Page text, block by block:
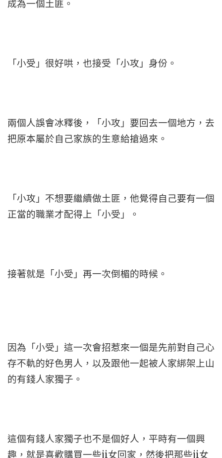
成為一個土匪。
「小受」很好哄，也接受「小攻」身份。
兩個人誤會冰釋後，「小攻」要回去一個地方，去
把原本屬於自己家族的生意給搶過來。
「小攻」不想要繼續做土匪，他覺得自己要有一個
正當的職業才配得上「小受」。
接著就是「小受」再一次倒楣的時候。
因為「小受」這一次會招惹來一個是先前對自己心
存不軌的好色男人，以及跟他一起被人家綁架上山
的有錢人家獨子。
這個有錢人家獨子也不是個好人，平時有一個興
趣，就是喜歡購買一些ji女回家，然後把那些ji女